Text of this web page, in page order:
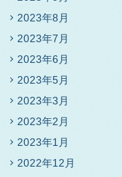
2023年8月
2023年7月
2023年6月
2023年5月
2023年3月
2023年2月
2023年1月
2022年12月